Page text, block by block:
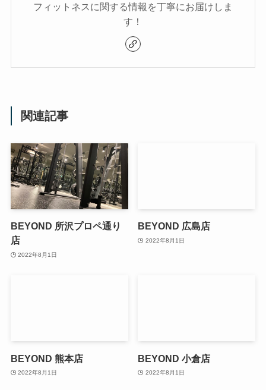
フィットネスに関する情報を丁寧にお届けしま
す！
関連記事
BEYOND 所沢プロペ通り
店
2022年8月1日
BEYOND 広島店
2022年8月1日
BEYOND 熊本店
2022年8月1日
BEYOND 小倉店
2022年8月1日